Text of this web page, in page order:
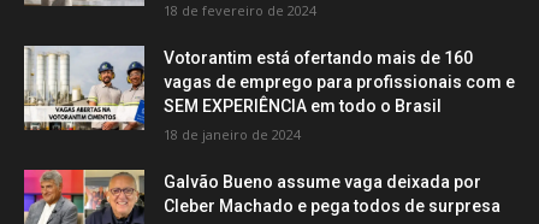
18 de fevereiro de 2024
Votorantim está ofertando mais de 160
vagas de emprego para profissionais com e
SEM EXPERIÊNCIA em todo o Brasil
18 de janeiro de 2024
Galvão Bueno assume vaga deixada por
Cleber Machado e pega todos de surpresa